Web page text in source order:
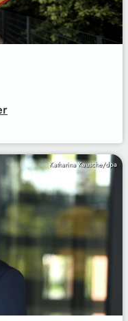
Katharina Kausche/dpa